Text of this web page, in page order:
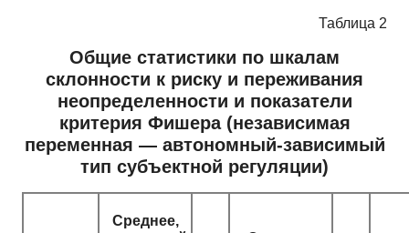
Таблица 2
Общие статистики по шкалам
склонности к риску и переживания
неопределенности и показатели
критерия Фишера (независимая
переменная — автономный-зависимый
тип субъектной регуляции)
Среднее,